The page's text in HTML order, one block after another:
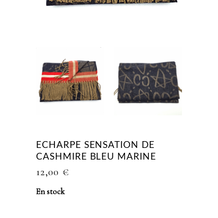
ECHARPE SENSATION DE
CASHMIRE BLEU MARINE
12,00 €
En stock